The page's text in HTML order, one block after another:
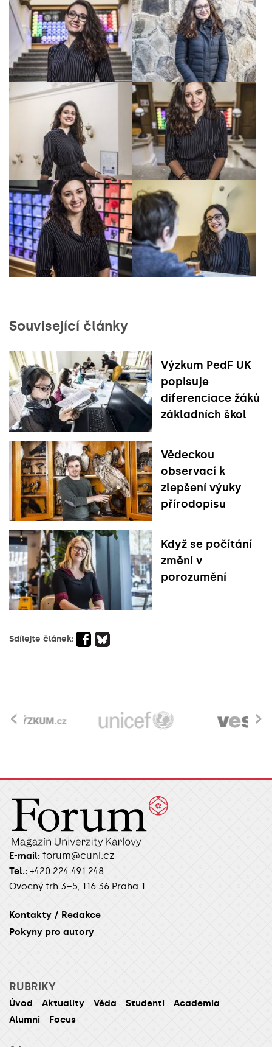
Související články
Výzkum PedF UK
popisuje
diferenciace žáků
základních škol
Vědeckou
observací k
zlepšení výuky
přírodopisu
Když se počítání
změní v
porozumění
Sdílejte článek:
›
‹
E-mail: forum@cuni.cz
Tel.: +420 224 491 248
Ovocný trh 3–5, 116 36 Praha 1
Kontakty / Redakce
Pokyny pro autory
RUBRIKY
Úvod Aktuality Věda Studenti
Academia
Alumni
Focus